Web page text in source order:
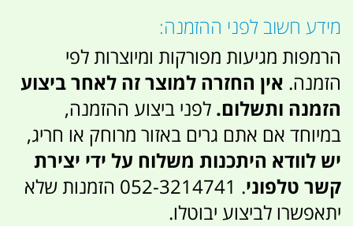
מידע חשוב לפני ההזמנה:
הרמפות מגיעות מפורקות ומיוצרות לפי
הזמנה. אין החזרה למוצר זה לאחר ביצוע
הזמנה ותשלום. לפני ביצוע ההזמנה,
במיוחד אם אתם גרים באזור מרוחק או חריג,
יש לוודא היתכנות משלוח על ידי יצירת
קשר טלפוני
. 052-3214741 הזמנות שלא
יתאפשרו לביצוע יבוטלו.